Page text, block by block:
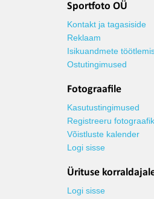
Sportfoto OÜ
Kontakt ja tagasiside
Reklaam
Isikuandmete
Ostutingimused
Fotograafile
Kasutustingimused
Registreeru
Võistluste kalender
Logi sisse
Ürituse
Logi sisse